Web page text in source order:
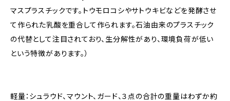
マスプラスチックです。トウモロコシやサトウキビなどを発酵させ
て作られた乳酸を重合して作られます。石油由来のプラスチック
の代替として注目されており、生分解性があり、環境負荷が低い
という特徴があります。 ）
軽量：シュラウド、マウント、ガード、３点の合計の重量はわずか約